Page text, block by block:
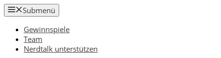
Zum
Inhalt
springen
Submenü
Gewinnspiele
Team
Nerdtalk unterstützen